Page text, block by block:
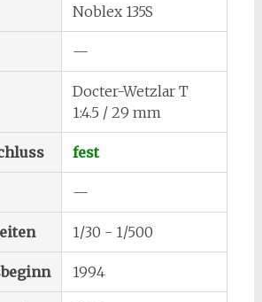
Noblex 135S
—
Docter-Wetzlar T
1:4.5 / 29 mm
fest
—
1/30 - 1/500
1994